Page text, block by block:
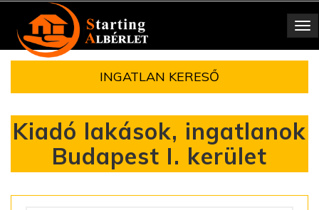
Toggle
navigation
INGATLAN KERESŐ
Kiadó lakások, ingatlanok
Budapest I. kerület